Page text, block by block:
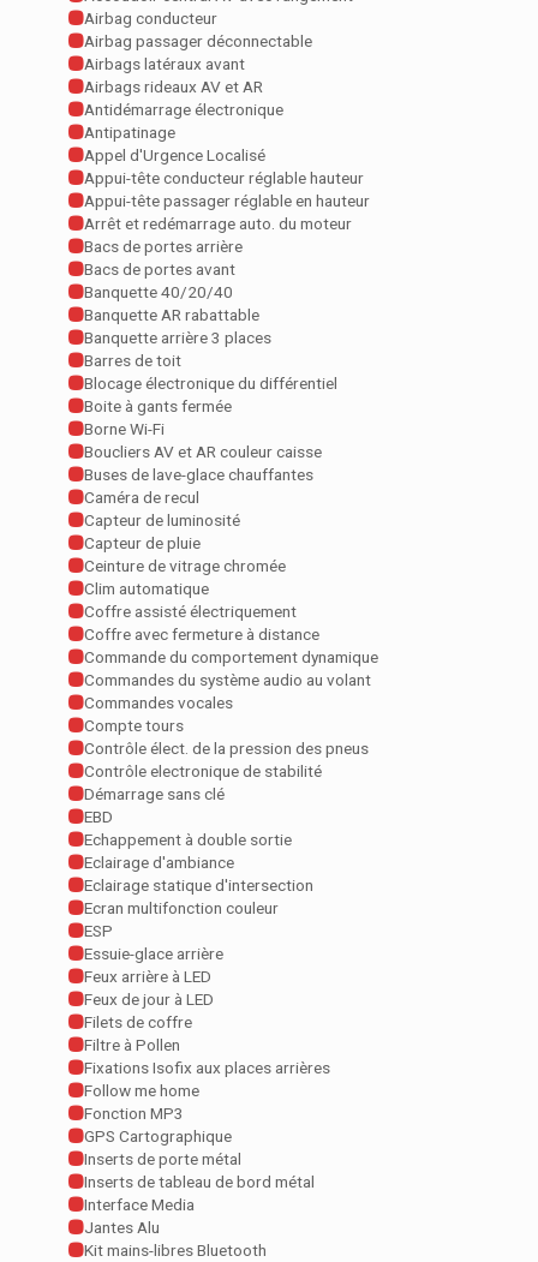
Airbag conducteur
Airbag passager déconnectable
Airbags latéraux avant
Airbags rideaux AV et AR
Antidémarrage électronique
Antipatinage
Appel d'Urgence Localisé
Appui-tête conducteur réglable hauteur
Appui-tête passager réglable en hauteur
Arrêt et redémarrage auto. du moteur
Bacs de portes arrière
Bacs de portes avant
Banquette 40/20/40
Banquette AR rabattable
Banquette arrière 3 places
Barres de toit
Blocage électronique du différentiel
Boite à gants fermée
Borne Wi-Fi
Boucliers AV et AR couleur caisse
Buses de lave-glace chauffantes
Caméra de recul
Capteur de luminosité
Capteur de pluie
Ceinture de vitrage chromée
Clim automatique
Coffre assisté électriquement
Coffre avec fermeture à distance
Commande du comportement dynamique
Commandes du système audio au volant
Commandes vocales
Compte tours
Contrôle élect. de la pression des pneus
Contrôle electronique de stabilité
Démarrage sans clé
EBD
Echappement à double sortie
Eclairage d'ambiance
Eclairage statique d'intersection
Ecran multifonction couleur
ESP
Essuie-glace arrière
Feux arrière à LED
Feux de jour à LED
Filets de coffre
Filtre à Pollen
Fixations Isofix aux places arrières
Follow me home
Fonction MP3
GPS Cartographique
Inserts de porte métal
Inserts de tableau de bord métal
Interface Media
Jantes Alu
Kit mains-libres Bluetooth